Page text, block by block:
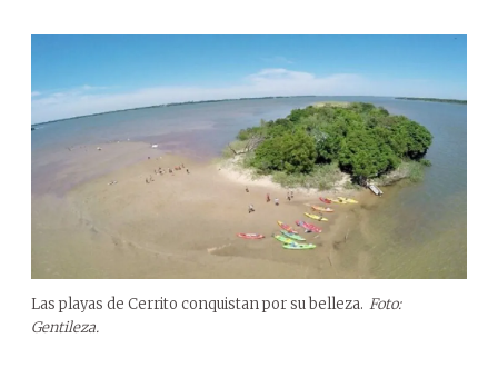
Las playas de Cerrito conquistan por su belleza. Foto:
Gentileza.